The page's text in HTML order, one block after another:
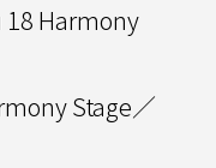
18 Harmony
Stage／